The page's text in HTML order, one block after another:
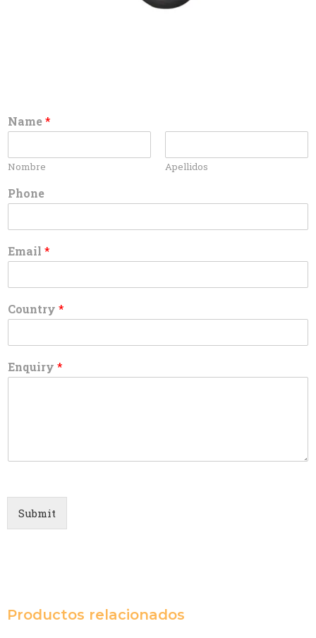
Name*
Nombre Apellidos
Phone
Email *
Country *
Enquiry *
Submit
Productos relacionados